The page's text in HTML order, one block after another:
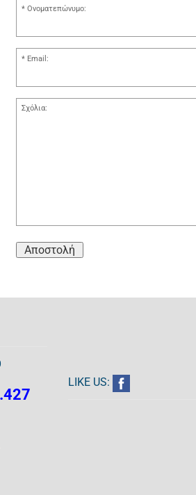
Ονοματεπώνυμο:
Email:
Σχόλια:
Αποστολή
LIKE US: